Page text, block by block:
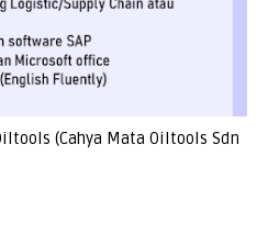
(Cahya Mata Oiltools Sdn